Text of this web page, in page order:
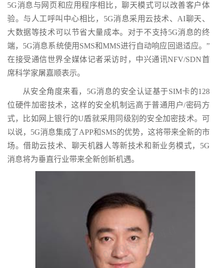
5G消息与网页和应用程序相比，聊天模式可以改善客户体
验。与人工呼叫中心相比，5G消息采用云技术、AI聊天、
大数据等技术可以节省大量成本。对于不支持5G消息的终
端，5G消息系统使用SMS和MMS进行自动响应回退适应。”
在接受通信世界全媒体记者采访时，中兴通讯NFV/SDN首
席科学家屠嘉顺表示。
从安全角度来看，5G消息的安全认证基于SIM卡的128
位硬件加密技术，这样的安全机制远高于普通用户/密码方
式，比如网上银行的U盾就采用同级别的安全加密技术。可
以说，5G消息集成了APP和SMS的优势，这将带来全新的市
场。借助云技术、聊天机器人等新技术和新业务模式，5G
消息将为垂直行业带来全新创新机遇。